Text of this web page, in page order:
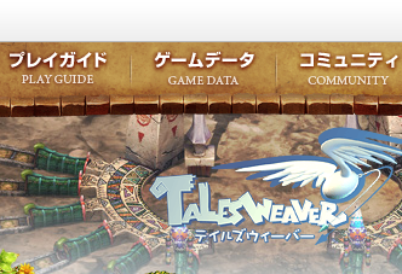
ゲーム紹介
ここだけは知っておこうプレイガイド
ワープポイント
ゲームデータ
ルーンスキル